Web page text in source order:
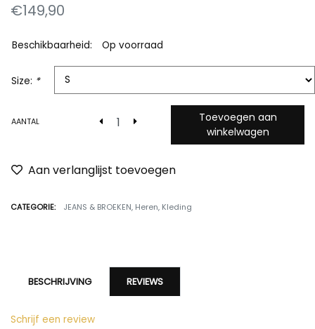
€149,90
Beschikbaarheid: Op voorraad
Size: *
AANTAL
Toevoegen aan
winkelwagen
Aan verlanglijst toevoegen
CATEGORIE: JEANS & BROEKEN, Heren, Kleding
BESCHRIJVING REVIEWS
Schrijf een review